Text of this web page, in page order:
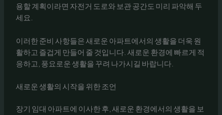
용할 계획이라면 자전거 도로와 보관 공간도 미리 파악해 두
세요.
이러한 준비 사항들은 새로운 아파트에서의 생활을 더욱 원
활하고 즐겁게 만들어 줄 것입니다. 새로운 환경에 빠르게 적
응하고, 풍요로운 생활을 꾸려 나가시길 바랍니다.
새로운 생활의 시작을 위한 조언
장기 임대 아파트에 이사한 후, 새로운 환경에서의 생활을 보